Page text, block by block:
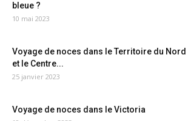
bleue ?
10 mai 2023
Voyage de noces dans le Territoire du Nord
et le Centre...
25 janvier 2023
Voyage de noces dans le Victoria